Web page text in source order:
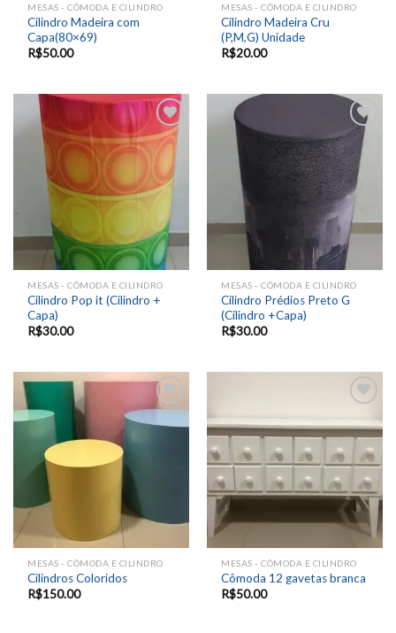
MESAS - CÔMODA E CILINDRO
Cilindro Madeira com
Capa(80×69)
R$50.00
MESAS - CÔMODA E CILINDRO
Cilindro Madeira Cru
(P,M,G) Unidade
R$20.00
Add to
wishlist
MESAS - CÔMODA E CILINDRO
Cilindro Pop it (Cilindro +
Capa)
R$30.00
Add to
wishlist
MESAS - CÔMODA E CILINDRO
Cilindro Prédios Preto G
(Cilindro +Capa)
R$30.00
Add to
wishlist
MESAS - CÔMODA E CILINDRO
Cilindros Coloridos
R$150.00
wishlist
MESAS - CÔMODA E CILINDRO
Cômoda 12 gavetas branca
R$50.00